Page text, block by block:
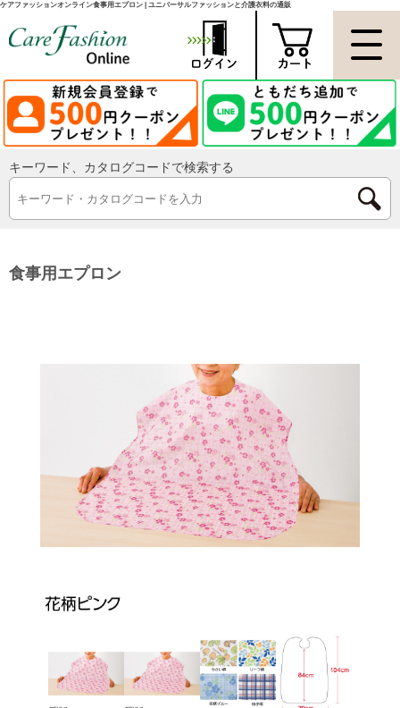
ケアファッションオンライン食事用エプロン | ユニバーサルファッションと介護衣料の通販
キーワード、カタログコードで検索する
食事用エプロン